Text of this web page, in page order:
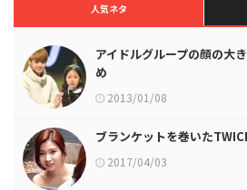
人気ネタ
アイドルグループの顔の大
め
2013/01/08
ブランケットを巻いた
2017/04/03